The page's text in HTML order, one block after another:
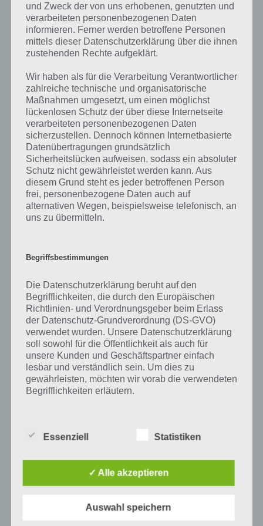
Weitere Aufgaben und Rätsel im gleichen
Level
Ebenfalls im gleichen Level wie “Das kauft man im Glas” befinden sich
Das lädt man wieder auf ” und “ Bild: Personen im Dreck
“. Klicke
einfach auf den Sachverhalt, um zur 94% Lösung zu gelangen.
Wenn die Lösung nicht mehr aktuell sein sollte oder ein Wort in der
Lösung von 94 Prozent fehlt, so teile uns die korrekten Lösungen
einfach in den Kommentaren mit. Nur so können wir stets die
aktuellen Antworten auf die zahlreichen Fragen in der App geben.
Darum geht es bei 94%
Was ist 94%? In der App 94% musst du auf Basis eines Bildes oder
einer Aussage die Antworten herausfinden, die von anderen Spielern
Prozent, wovon die App ihren Namen hat. Entsprechend ist 94
wurde die App mittlerweile heruntergeladen und gehört mit zu den
erfolgreichsten Spiele Apps in diesem Genre im Google Play Store
und iTunes App Store.
Auf WhatsApp teilen Teilen auf Facebook
Tweet auf Twitter
Mehr Artikel hier auf Touchportal
und Zweck der von uns erhobenen, genutzten und
verarbeiteten personenbezogenen Daten
informieren. Ferner werden betroffene Personen
mittels dieser Datenschutzerklärung über die ihnen
zustehenden Rechte aufgeklärt.
Wir haben als für die Verarbeitung Verantwortlicher
zahlreiche technische und organisatorische
Maßnahmen umgesetzt, um einen möglichst
lückenlosen Schutz der über diese Internetseite
verarbeiteten personenbezogenen Daten
sicherzustellen. Dennoch können Internetbasierte
Datenübertragungen grundsätzlich
Sicherheitslücken aufweisen, sodass ein absoluter
Schutz nicht gewährleistet werden kann. Aus
diesem Grund steht es jeder betroffenen Person
frei, personenbezogene Daten auch auf
alternativen Wegen, beispielsweise telefonisch, an
uns zu übermitteln.
Begriffsbestimmungen
Die Datenschutzerklärung beruht auf den
Begrifflichkeiten, die durch den Europäischen
Richtlinien- und Verordnungsgeber beim Erlass
der Datenschutz-Grundverordnung (DS-GVO)
verwendet wurden. Unsere Datenschutzerklärung
soll sowohl für die Öffentlichkeit als auch für
unsere Kunden und Geschäftspartner einfach
lesbar und verständlich sein. Um dies zu
gewährleisten, möchten wir vorab die verwendeten
Begrifflichkeiten erläutern.
a) personenbezogene Daten
Informationen, die sich auf eine identifizierte
Essenziell Statistiken
✓ Alle akzeptieren
Auswahl speichern